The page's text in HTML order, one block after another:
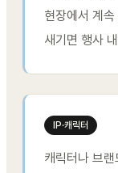
현장에서 계
새기면 행사
IP·캐릭터
캐릭터나 브